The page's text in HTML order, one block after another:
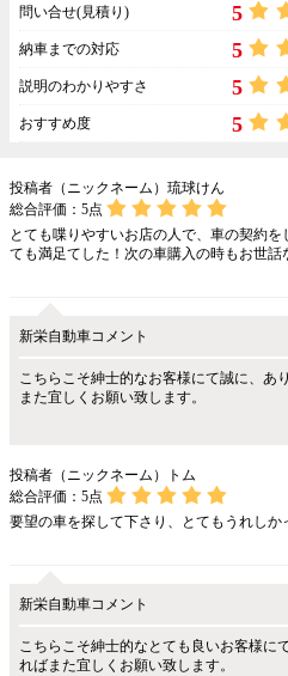
問い合せ(見積り) 5
納車までの対応 5
説明のわかりやすさ 5
おすすめ度 5
投稿者（ニックネーム）琉球けん
総合評価： 5点
とても喋りやすいお店の人で、車の契約
ても満足てした！次の車購入の時もお世話
新栄自動車コメント
こちらこそ紳士的なお客様にて誠に、あ
また宜しくお願い致します。
投稿者（ニックネーム）トム
総合評価： 5点
要望の車を探して下さり、とてもうれしか
新栄自動車コメント
こちらこそ紳士的なとても良いお客様に
ればまた宜しくお願い致します。